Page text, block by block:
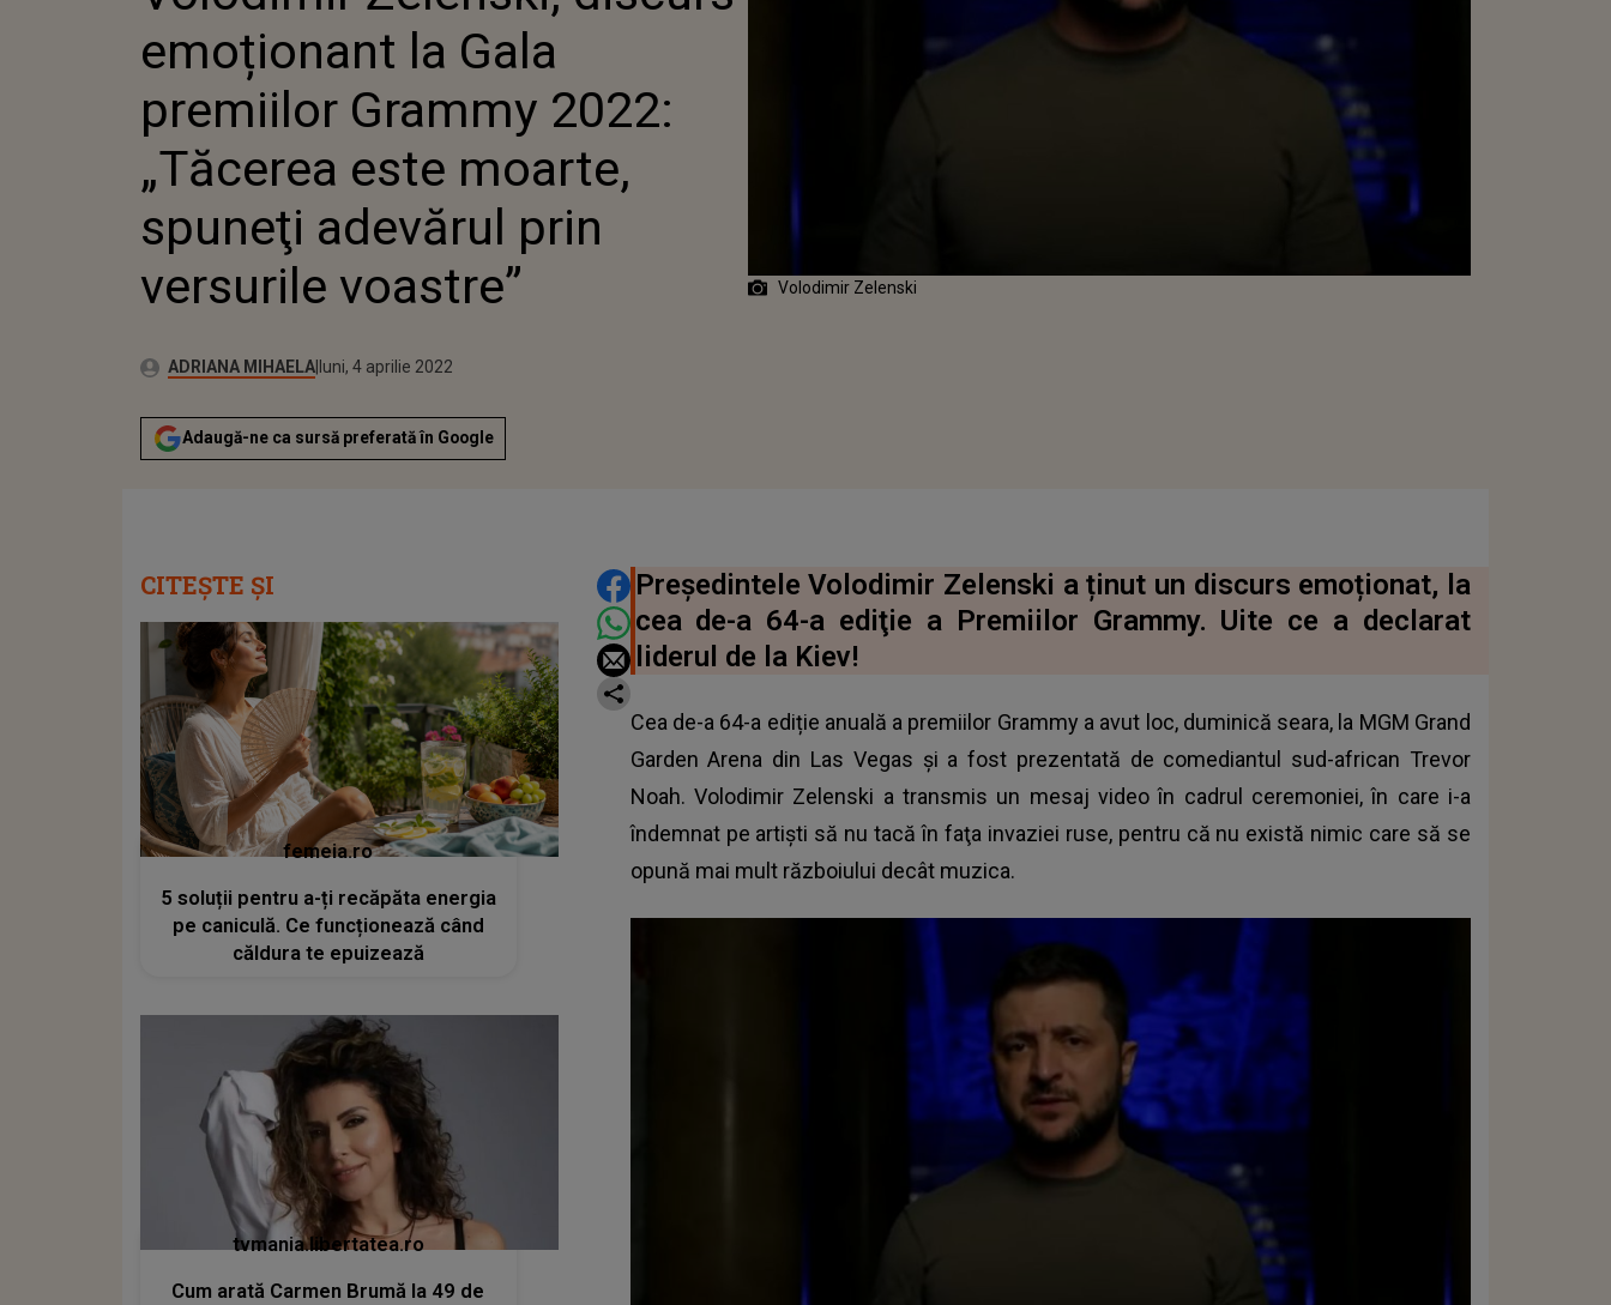
„TĂCEREA ESTE MOARTE,
SPUNEŢI ADEVĂRUL PRIN
VERSURILE VOASTRE”
emoționant la Gala
premiilor Grammy 2022:
„Tăcerea este moarte,
spuneţi adevărul prin
versurile voastre”
Autor:ADRIANA MIHAELAPublicat:
luni, 4 aprilie 2022
Actualizat:
luni, 4 aprilie 2022
Adaugă-ne ca sursă preferată în Google
Volodimir Zelenski
DISTRIBUIE ARTICOLUL
Președintele Volodimir Zelenski a ținut un discurs emoționat, la
cea de-a 64-a ediţie a Premiilor Grammy. Uite ce a declarat
liderul de la Kiev!
Cea de-a 64-a ediție anuală a premiilor Grammy a avut loc, duminică seara, la MGM Grand
Garden Arena din Las Vegas și a fost prezentată de comediantul sud-african Trevor
Noah. Volodimir Zelenski a transmis un mesaj video în cadrul ceremoniei, în care i-a
îndemnat pe artiști să nu tacă în faţa invaziei ruse, pentru că nu există nimic care să se
opună mai mult războiului decât muzica.
CITEȘTE ȘI
femeia.ro
5 soluții pentru a-ți recăpăta energia
pe caniculă. Ce funcționează când
căldura te epuizează
tvmania.libertatea.ro
Cum arată Carmen Brumă la 49 de